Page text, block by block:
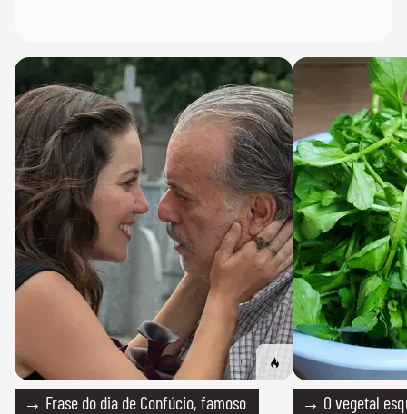
→ Frase do dia de Confúcio, famoso
→ O vegetal